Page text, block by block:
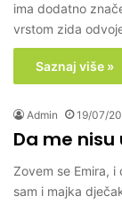
ima dodatno
vrstom zida
Saznaj više »
Admin 19/07/
Da me nisu
Zovem se Emira,
sam i majka